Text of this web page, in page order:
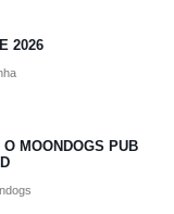
2026
MOONDOGS PUB